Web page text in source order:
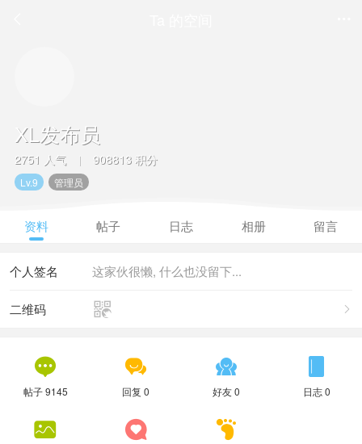
XL发布员
2751 人气 | 908813 积分
Lv.9 管理员
资料 帖子 日志 相册 留言
这家伙很懒, 什么也没留下...
个人签名


二维码

帖子 9145

回复 0

好友 0

日志 0
  